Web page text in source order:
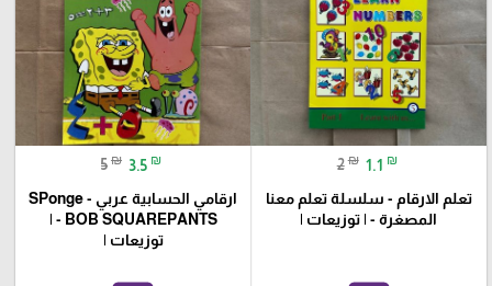
2 ₪ 1.1 ₪
تعلم الارقام - سلسلة تعلم معنا
المصغرة - | توزيعات |
5 ₪ 3.5 ₪
ارقامي الحسابية عربي - SPonge
BOB SQUAREPANTS - |
توزيعات |